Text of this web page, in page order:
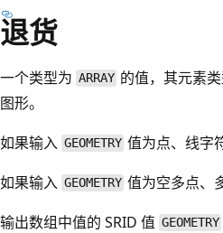
退货
一个类型为 ARRAY 的值，其元素
图形。
如果输入 GEOMETRY 值为点、线字
如果输入 GEOMETRY 值为空多点、
输出数组中值的 SRID 值 GEOMETRY